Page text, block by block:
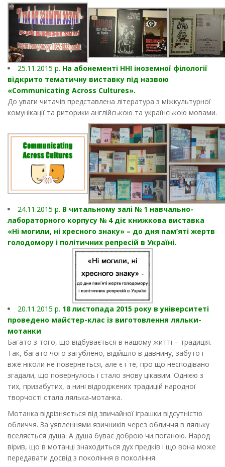
25.11.2015 р. На абонементі ННІ іноземної філології
відкрито тематичну виставку під назвою
«Communicating Across Cultures».
До уваги читачів представлена література з міжкультурної
комунікації та риторики англійською та українською мовами.
24.11.2015 р. В читальному залі № 1 навчально-
лабораторного корпусу № 4 діє книжкова виставка
«Ні могили, ні хресного знаку» – до дня пам’яті жертв
голодомору і політичних репресій в Україні.
20.11.2015 р. 18 листопада 2015 року в університеті
проведено майстер-клас із виготовлення ляльки-
мотанки
Багато з того, що відбувається в нашому житті – традиція.
Так, багато чого загублено, відійшло в давнину, забуто і
вже ніколи не повернеться, але є і те, про що несподівано
згадали, що повернулось і стало знову цікавим. Однією з
тих, призабутих, а нині відроджених традицій народної
творчості стала лялька-мотанка.
Мотанка відрізняється від звичайної іграшки відсутністю
обличчя. За уявленнями язичників через обличчя в ляльку
вселяється душа. А душа буває доброю чи поганою. Народ
вірив, що в мотанці знаходиться дух предків і що вона може
передавати досвід з покоління в покоління.